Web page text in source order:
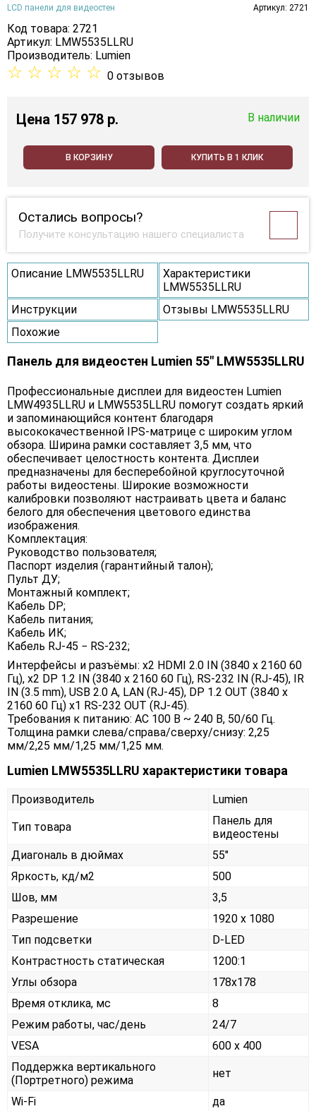
LCD панели для видеостен Артикул: 2721
Код товара: 2721
Артикул: LMW5535LLRU
Производитель: Lumien
☆ ☆ ☆ ☆ ☆ 0 отзывов
Цена 157 978 p. В наличии
В КОРЗИНУ КУПИТЬ В 1 КЛИК
Остались вопросы?
Получите консультацию нашего специалиста
Описание LMW5535LLRU
Характеристики
LMW5535LLRU
Инструкции
Отзывы LMW5535LLRU
Похожие
Панель для видеостен Lumien 55" LMW5535LLRU
Профессиональные дисплеи для видеостен Lumien
LMW4935LLRU и LMW5535LLRU помогут создать яркий
и запоминающийся контент благодаря
высококачественной IPS-матрице с широким углом
обзора. Ширина рамки составляет 3,5 мм, что
обеспечивает целостность контента. Дисплеи
предназначены для бесперебойной круглосуточной
работы видеостены. Широкие возможности
калибровки позволяют настраивать цвета и баланс
белого для обеспечения цветового единства
изображения.
Комплектация:
Руководство пользователя;
Паспорт изделия (гарантийный талон);
Пульт ДУ;
Монтажный комплект;
Кабель DP;
Кабель питания;
Кабель ИК;
Кабель RJ-45 − RS-232;
Интерфейсы и разъёмы: x2 HDMI 2.0 IN (3840 х 2160 60
Гц), x2 DP 1.2 IN (3840 х 2160 60 Гц), RS-232 IN (RJ-45), IR
IN (3.5 mm), USB 2.0 A, LAN (RJ-45), DP 1.2 OUT (3840 x
2160 60 Гц) x1 RS-232 OUT (RJ-45).
Требования к питанию: AC 100 В ~ 240 В, 50/60 Гц.
Толщина рамки слева/справа/сверху/снизу: 2,25
мм/2,25 мм/1,25 мм/1,25 мм.
Lumien LMW5535LLRU характеристики товара
Производитель Lumien
Тип товара
Панель для
видеостены
Диагональ в дюймах
55"
Яркость, кд/м2
500
Шов, мм
3,5
Разрешение
1920 x 1080
Тип подсветки
D-LED
Контрастность статическая
1200:1
Углы обзора
178x178
Время отклика, мс
8
Режим работы, час/день
24/7
VESA
600 x 400
Поддержка вертикального
(Портретного) режима
нет
Wi-Fi
да